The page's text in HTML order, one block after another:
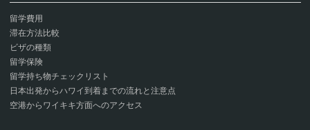
留学費用
滞在方法比較
ビザの種類
留学保険
留学持ち物チェックリスト
日本出発からハワイ到着までの流れと注意点
空港からワイキキ方面へのアクセス